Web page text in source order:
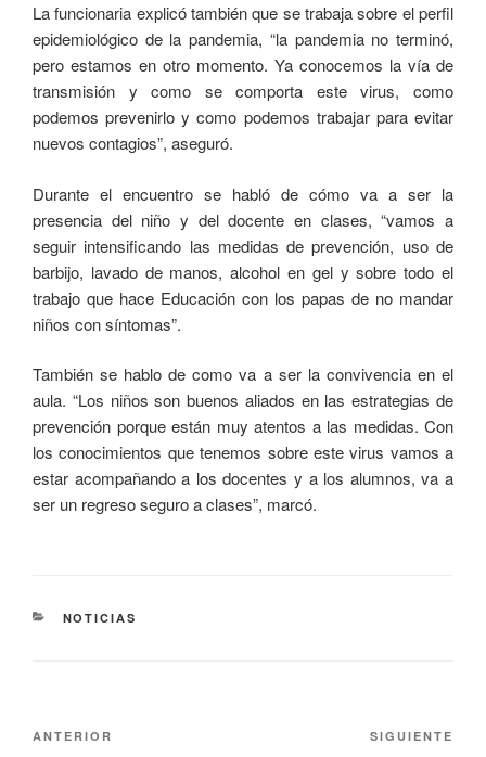
La funcionaria explicó también que se trabaja sobre el perfil
epidemiológico de la pandemia, “la pandemia no terminó,
pero estamos en otro momento. Ya conocemos la vía de
transmisión y como se comporta este virus, como
podemos prevenirlo y como podemos trabajar para evitar
nuevos contagios”, aseguró.
Durante el encuentro se habló de cómo va a ser la
presencia del niño y del docente en clases, “vamos a
seguir intensificando las medidas de prevención, uso de
barbijo, lavado de manos, alcohol en gel y sobre todo el
trabajo que hace Educación con los papas de no mandar
niños con síntomas”.
También se hablo de como va a ser la convivencia en el
aula. “Los niños son buenos aliados en las estrategias de
prevención porque están muy atentos a las medidas. Con
los conocimientos que tenemos sobre este virus vamos a
estar acompañando a los docentes y a los alumnos, va a
ser un regreso seguro a clases”, marcó.
NOTICIAS
ANTERIOR SIGUIENTE